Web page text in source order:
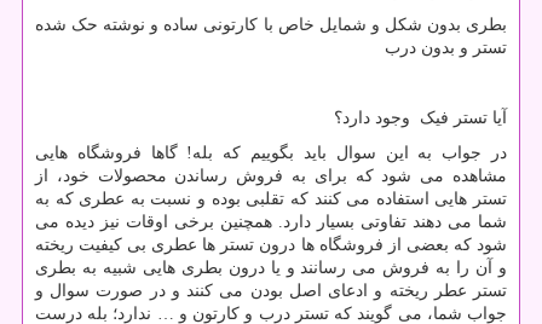
بطری بدون شکل و شمایل خاص با کارتونی ساده و نوشته حک شده
تستر و بدون درب
آیا تستر فیک وجود دارد؟
در جواب به این سوال باید بگوییم که بله! گاها فروشگاه هایی
مشاهده می شود که برای به فروش رساندن محصولات خود، از
تستر هایی استفاده می کنند که تقلبی بوده و نسبت به عطری که به
شما می دهند تفاوتی بسیار دارد. همچنین برخی اوقات نیز دیده می
شود که بعضی از فروشگاه ها درون تستر ها عطری بی کیفیت ریخته
و آن را به فروش می رسانند و یا درون بطری هایی شبیه به بطری
تستر عطر ریخته و ادعای اصل بودن می کنند و در صورت سوال و
جواب شما، می گویند که تستر درب و کارتون و … ندارد؛ بله درست